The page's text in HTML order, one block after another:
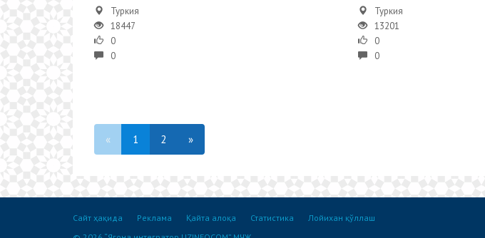
Туркия
18447
0
0
Туркия
13201
0
0
« 1 2 »
Сайт ҳақида Реклама Қайта алоқа Статистика
Лойихан қўллаш